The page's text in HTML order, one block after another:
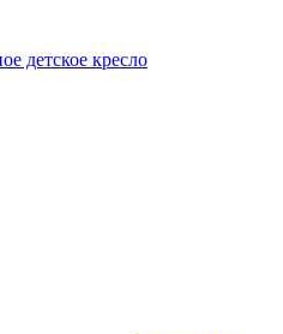
детское кресло